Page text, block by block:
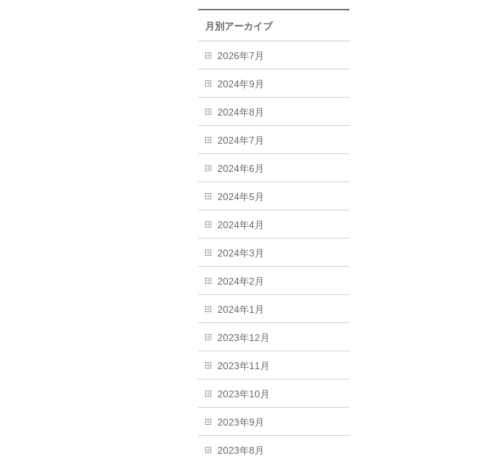
月別アーカイブ
2026年7月
2024年9月
2024年8月
2024年7月
2024年6月
2024年5月
2024年4月
2024年3月
2024年2月
2024年1月
2023年12月
2023年11月
2023年10月
2023年9月
2023年8月